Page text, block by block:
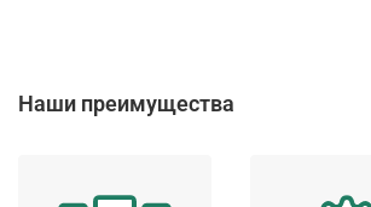
Наши преимущества